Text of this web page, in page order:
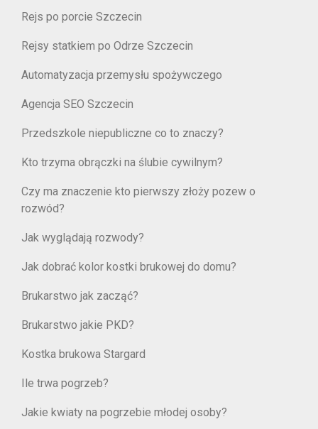
Rejs po porcie Szczecin
Rejsy statkiem po Odrze Szczecin
Automatyzacja przemysłu spożywczego
Agencja SEO Szczecin
Przedszkole niepubliczne co to znaczy?
Kto trzyma obrączki na ślubie cywilnym?
Czy ma znaczenie kto pierwszy złoży pozew o
rozwód?
Jak wyglądają rozwody?
Jak dobrać kolor kostki brukowej do domu?
Brukarstwo jak zacząć?
Brukarstwo jakie PKD?
Kostka brukowa Stargard
Ile trwa pogrzeb?
Jakie kwiaty na pogrzebie młodej osoby?